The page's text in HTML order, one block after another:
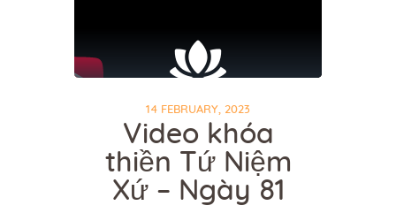
14 FEBRUARY, 2023
Video khóa
thiền Tứ Niệm
Xứ – Ngày 81